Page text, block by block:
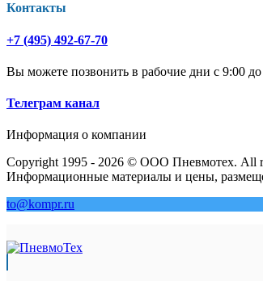
Контакты
+7 (495) 492-67-70
Вы можете позвонить в рабочие дни с 9:00
Телеграм канал
Информация о компании
Copyright 1995 - 2026 © ООО Пневмотех. All
Информационные материалы и цены,
to@kompr.ru